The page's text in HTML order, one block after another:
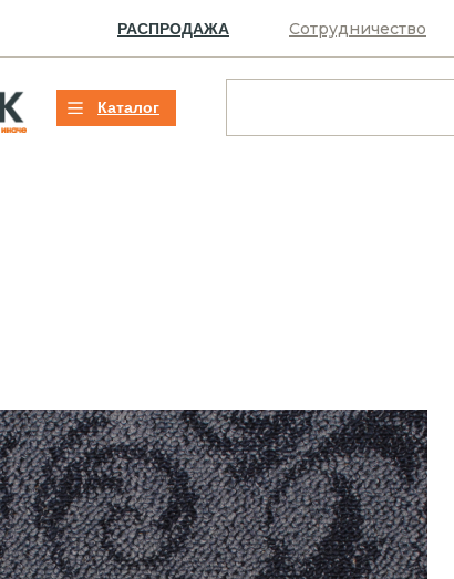
Сотрудничество
РАСПРОДАЖА
Каталог